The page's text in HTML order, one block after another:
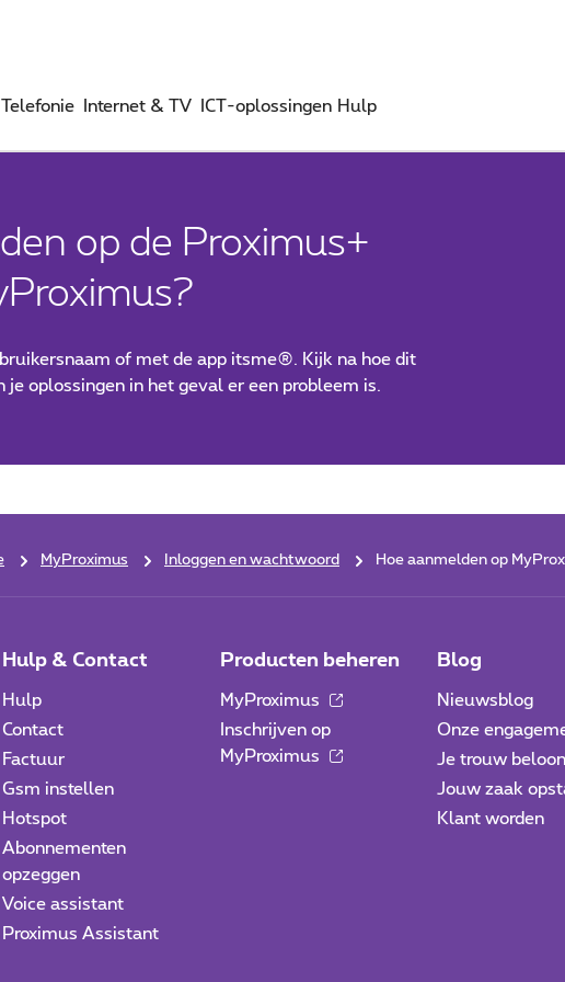
Internet & TV ICT-oplossingen Hulp
op de Proximus+
of met de app itsme®. Kijk na hoe dit
je oplossingen in het geval er een probleem is.
MyProximus Inloggen en wachtwoord Hoe aanmelden op
Hulp & Contact
Hulp
Contact
Factuur
Gsm instellen
Hotspot
Abonnementen
opzeggen
Voice assistant
Proximus Assistant
Producten beheren
MyProximus
Inschrijven op
MyProximus
Blog
Nieuwsblog
Onze
Je trouw
Jouw zaak
Klant worden